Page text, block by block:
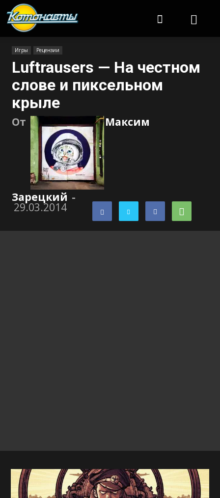
Игры Рецензии
Luftrausers — На честном
слове и пиксельном
крыле
От Максим
Зарецкий -
29.03.2014